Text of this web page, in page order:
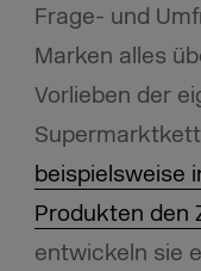
Frage- und
Marken alles
Vorlieben der
beispielsweise
Produkten den
entwickeln sie